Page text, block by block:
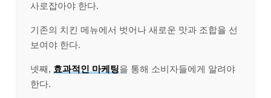
사로잡아야 한다.
기존의 치킨 메뉴에서 벗어나 새로운 맛과 조합을 선
보여야 한다.
넷째, 효과적인 마케팅을 통해 소비자들에게 알려야
한다.